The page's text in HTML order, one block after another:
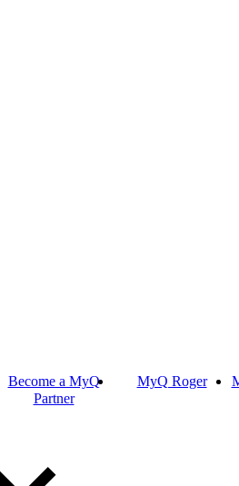
Become a MyQ
Partner
MyQ Roger